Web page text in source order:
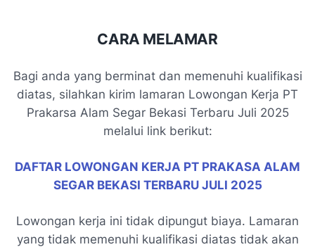
CARA MELAMAR
Bagi anda yang berminat dan memenuhi kualifikasi
diatas, silahkan kirim lamaran Lowongan Kerja PT
Prakarsa Alam Segar Bekasi Terbaru Juli 2025
melalui link berikut:
DAFTAR LOWONGAN KERJA PT PRAKASA ALAM
SEGAR BEKASI TERBARU JULI 2025
Lowongan kerja ini tidak dipungut biaya. Lamaran
yang tidak memenuhi kualifikasi diatas tidak akan